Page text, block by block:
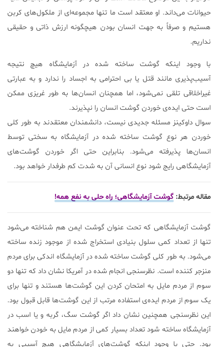
حیوانات می‌داند. او معتقد است ما تنها مجموعه‌ای از ملکول‌های کربن
هستیم و صرفاً به جهت انسان بودن هیچگونه ارزش ذاتی و حقیقی
نداریم.
با وجود اینکه گوشت ساخته شده در آزمایشگاه هیچ نتیجه
آسیب‌پذیری مانند قتل یا بی احترامی به اجساد را ندارد و به عبارتی
غیراخلاقی تلقی نمی‌شود، اما همچنان انسان‌ها به طور غریزی ممکن
است حتی ایده‌ی خوردن گوشت انسان را نپذیرند.
سوال داوکینز مسئله جدیدی نیست، دانشمندان معتقدند به طور کلی
خوردن هر نوع گوشت ساخته شده در آزمایشگاه به سختی توسط
انسان‌ها پذیرفته می‌شود. بنابراین حتی اگر خوردن گوشت‌های
آزمایشگاهی رایج شود نوع انسانی آن به شدت کم طرفدار خواهد بود.
مقاله مرتبط: گوشت آزمایشگاهی؛ راه حلی به نفع همه!
گوشت آزمایشگاهی که تحت عنوان گوشت ایمن هم شناخته می‌شود
تنها از تعداد کمی سلول بنیادی استخراج شده از موجود زنده ساخته
می‌شود. به طور کلی گوشت ساخته شده در آزمایشگاه اندکی برای مردم
منزجر کننده است. نظرسنجی انجام شده در آمریکا نشان داد که تنها دو
سوم از مردم مایل به امتحان کردن این گوشت‌ها هستند و تنها برای
یک سوم از مردم ایده‌ی استفاده مرتب از این گوشت‌ها قابل قبول بود.
این نظرسنجی همچنین نشان داد اگر گوشت سگ، گربه و یا اسب در
آزمایشگاه ساخته شود تعداد بسیار کمی از مردم مایل به خودن خواهند
بود. حتی با وجود اینکه گوشت‌های آزمایشگاهی هیچ آسیبی به